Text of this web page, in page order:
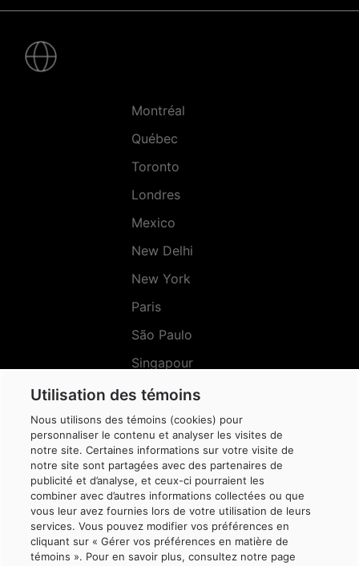
Montréal
Québec
Toronto
Londres
Mexico
New Delhi
New York
Paris
São Paulo
Singapour
Sydney
Menu
Réseaux
sociaux
Utilisation des témoins
Nous utilisons des témoins (cookies) pour
personnaliser le contenu et analyser les visites de
notre site. Certaines informations sur votre visite de
notre site sont partagées avec des partenaires de
publicité et d’analyse, et ceux-ci pourraient les
combiner avec d’autres informations collectées ou que
vous leur avez fournies lors de votre utilisation de leurs
services. Vous pouvez modifier vos préférences en
cliquant sur « Gérer vos préférences en matière de
témoins ». Pour en savoir plus, consultez notre page